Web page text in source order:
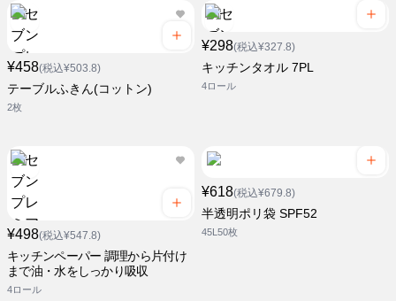
¥458(税込¥503.8)
テーブルふきん(コットン)
2枚
¥298(税込¥327.8)
キッチンタオル 7PL
4ロール
¥498(税込¥547.8)
キッチンペーパー 調理から片付け
まで油・水をしっかり吸収
4ロール
¥618(税込¥679.8)
半透明ポリ袋 SPF52
45L50枚